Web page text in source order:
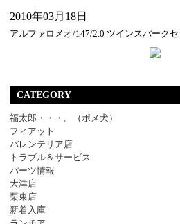
2010年03月18日
アルファロメオ/147/2.0 ツインスパーク
CATEGORY
福太郎・・・。（ポメ犬）
フィアット
バレンテリア店
トラブル＆サービス
パーツ情報
大津店
栗東店
新着入庫